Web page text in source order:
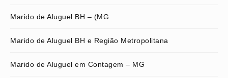
Marido de Aluguel BH – (MG
Marido de Aluguel BH e Região Metropolitana
Marido de Aluguel em Contagem – MG